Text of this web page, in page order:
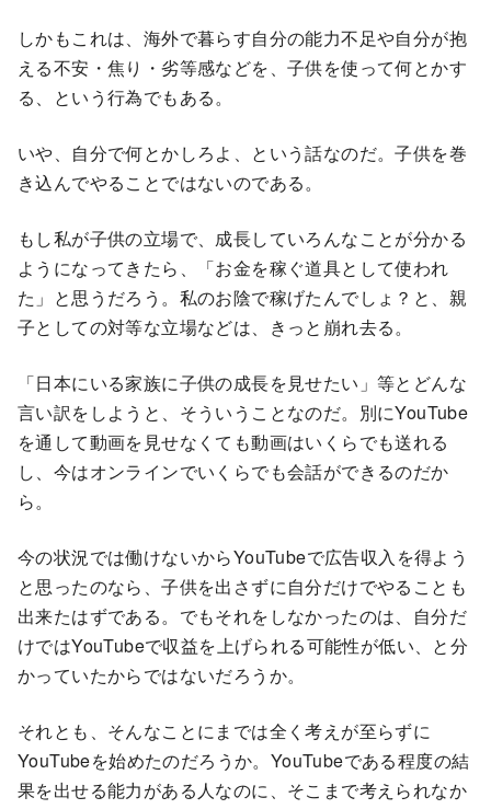
しかもこれは、海外で暮らす自分の能力不足や自分が抱
える不安・焦り・劣等感などを、子供を使って何とかす
る、という行為でもある。
いや、自分で何とかしろよ、という話なのだ。子供を巻
き込んでやることではないのである。
もし私が子供の立場で、成長していろんなことが分かる
ようになってきたら、「お金を稼ぐ道具として使われ
た」と思うだろう。私のお陰で稼げたんでしょ？と、親
子としての対等な立場などは、きっと崩れ去る。
「日本にいる家族に子供の成長を見せたい」等とどんな
言い訳をしようと、そういうことなのだ。別にYouTube
を通して動画を見せなくても動画はいくらでも送れる
し、今はオンラインでいくらでも会話ができるのだか
ら。
今の状況では働けないからYouTubeで広告収入を得よう
と思ったのなら、子供を出さずに自分だけでやることも
出来たはずである。でもそれをしなかったのは、自分だ
けではYouTubeで収益を上げられる可能性が低い、と分
かっていたからではないだろうか。
それとも、そんなことにまでは全く考えが至らずに
YouTubeを始めたのだろうか。YouTubeである程度の結
果を出せる能力がある人なのに、そこまで考えられなか